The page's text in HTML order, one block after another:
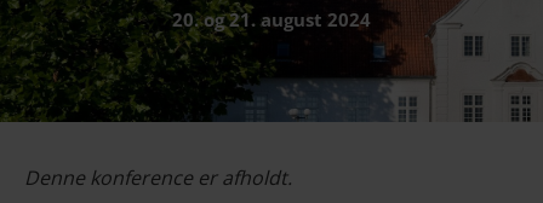
20. og 21. august 2024
Denne konference er afholdt.